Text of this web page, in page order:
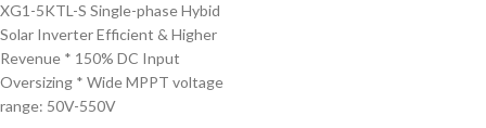
XG1-5KTL-S Single-phase Hybid
Solar Inverter Efficient & Higher
Revenue * 150% DC Input
Oversizing * Wide MPPT voltage
range: 50V-550V